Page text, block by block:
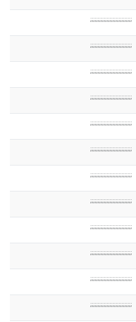
;;;;;;;;;;;;;;;;;;;;;;;;;;;;
;;;;;;;;;;;;;;;;;;;;;;;;;;;;
;;;;;;;;;;;;;;;;;;;;;;;;;;;;
;;;;;;;;;;;;;;;;;;;;;;;;;;;;
;;;;;;;;;;;;;;;;;;;;;;;;;;;;
;;;;;;;;;;;;;;;;;;;;;;;;;;;;
;;;;;;;;;;;;;;;;;;;;;;;;;;;;
;;;;;;;;;;;;;;;;;;;;;;;;;;;;
;;;;;;;;;;;;;;;;;;;;;;;;;;;;
;;;;;;;;;;;;;;;;;;;;;;;;;;;;
;;;;;;;;;;;;;;;;;;;;;;;;;;;;
;;;;;;;;;;;;;;;;;;;;;;;;;;;;